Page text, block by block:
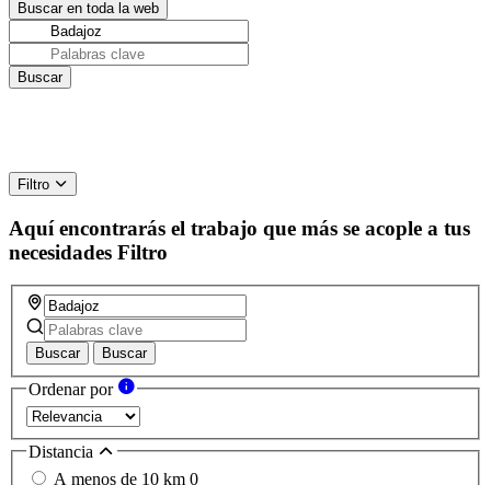
Filtro
Aquí encontrarás el trabajo que más se acople a tus
necesidades Filtro
Buscar Buscar
Ordenar por
Distancia
A menos de 10 km 0